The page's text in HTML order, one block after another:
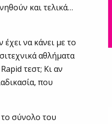
και τελικά…
έχει να κάνει με το
αθλήματα
τεστ; Κι αν
που
σύνολο του